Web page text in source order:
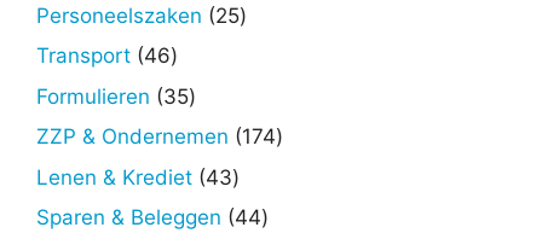
Personeelszaken 2525
Transport 4646
producten
Formulieren 3535
producten
ZZP & Ondernemen 174174
Lenen & Krediet 4343
producten
Sparen & Beleggen 4444